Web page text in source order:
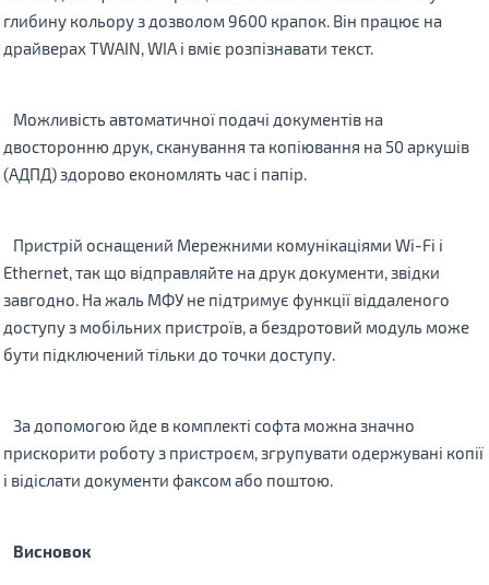
глибину кольору з дозволом 9600 крапок. Він працює на
драйверах TWAIN, WIA і вміє розпізнавати текст.
Можливість автоматичної подачі документів на
двосторонню друк, сканування та копіювання на 50 аркушів
(АДПД) здорово економлять час і папір.
Пристрій оснащений Мережними комунікаціями Wi-Fi і
Ethernet, так що відправляйте на друк документи, звідки
завгодно. На жаль МФУ не підтримує функції віддаленого
доступу з мобільних пристроїв, а бездротовий модуль може
бути підключений тільки до точки доступу.
За допомогою йде в комплекті софта можна значно
прискорити роботу з пристроєм, згрупувати одержувані копії
і відіслати документи факсом або поштою.
Висновок